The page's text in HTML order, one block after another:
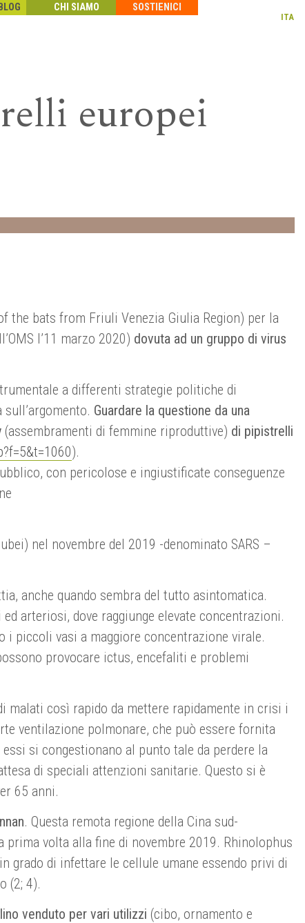
ITA
BLOG CHI SIAMO SOSTIENICI
europei
the bats from Friuli Venezia Giulia Region) per la
l’11 marzo 2020) dovuta ad un gruppo di virus
a differenti strategie politiche di
Guardare la questione da una
(assembramenti di femmine riproduttive) di pipistrelli
).
con pericolose e ingiustificate conseguenze
nel novembre del 2019 -denominato SARS –
anche quando sembra del tutto asintomatica.
arteriosi, dove raggiunge elevate concentrazioni.
piccoli vasi a maggiore concentrazione virale.
provocare ictus, encefaliti e problemi
malati così rapido da mettere rapidamente in crisi i
ventilazione polmonare, che può essere fornita
si congestionano al punto tale da perdere la
di speciali attenzioni sanitarie. Questo si è
65 anni.
. Questa remota regione della Cina sud-
volta alla fine di novembre 2019. Rhinolophus
grado di infettare le cellule umane essendo privi di
(2; 4).
venduto per vari utilizzi (cibo, ornamento e